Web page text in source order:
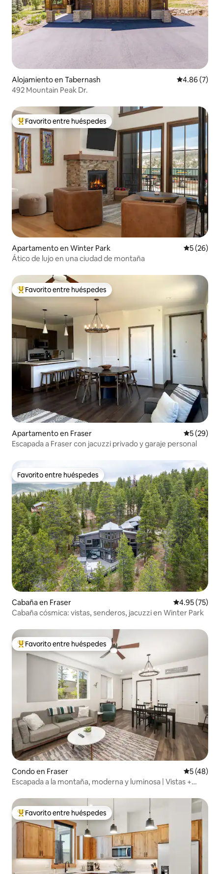
Alojamiento en Tabernash Calificación
4.86 (7)
492 Mountain Peak Dr.
Favorito entre huéspedes preferido
Favorito entre huéspedes
Apartamento en Winter Park
5 (26)
Ático de lujo en una ciudad de montaña
Favorito entre huéspedes preferido
Favorito entre huéspedes
Apartamento en Fraser
5 (29)
Escapada a Fraser con jacuzzi privado y garaje personal
Favorito entre huéspedes
Favorito entre huéspedes
Cabaña en Fraser Calificación
4.95 (75)
Cabaña cósmica: vistas, senderos, jacuzzi en Winter Park
Favorito entre huéspedes preferido
Favorito entre huéspedes
Condo en Fraser
5 (48)
Escapada a la montaña, moderna y luminosa | Vistas +
Favorito entre huéspedes preferido
Favorito entre huéspedes